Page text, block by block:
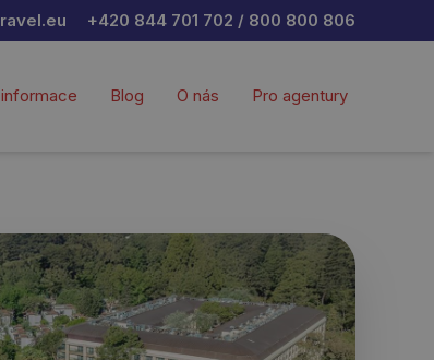
+420 844 701 702 / 800 800 806
Blog O nás Pro agentury